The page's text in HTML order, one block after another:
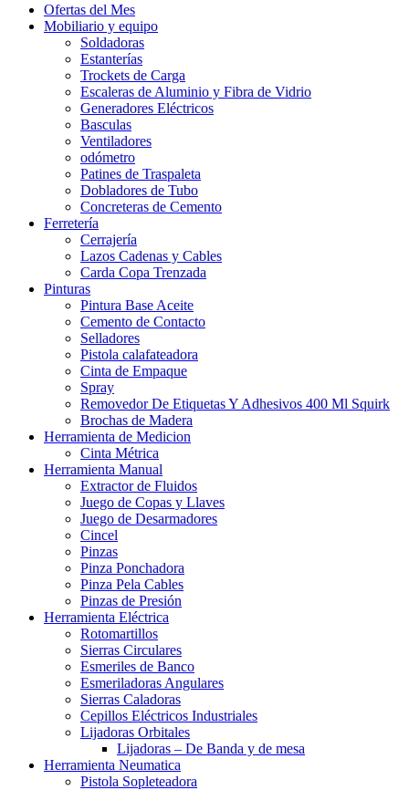
Ofertas del Mes
Mobiliario y equipo
Soldadoras
Estanterías
Trockets de Carga
Escaleras de Aluminio y Fibra de Vidrio
Generadores Eléctricos
Basculas
Ventiladores
odómetro
Patines de Traspaleta
Dobladores de Tubo
Concreteras de Cemento
Ferretería
Cerrajería
Lazos Cadenas y Cables
Carda Copa Trenzada
Pinturas
Pintura Base Aceite
Cemento de Contacto
Selladores
Pistola calafateadora
Cinta de Empaque
Spray
Removedor De Etiquetas Y Adhesivos 400 Ml Squirk
Brochas de Madera
Herramienta de Medicion
Cinta Métrica
Herramienta Manual
Extractor de Fluidos
Juego de Copas y Llaves
Juego de Desarmadores
Cincel
Pinzas
Pinza Ponchadora
Pinza Pela Cables
Pinzas de Presión
Herramienta Eléctrica
Rotomartillos
Sierras Circulares
Esmeriles de Banco
Esmeriladoras Angulares
Sierras Caladoras
Cepillos Eléctricos Industriales
Lijadoras Orbitales
Lijadoras – De Banda y de mesa
Herramienta Neumatica
Pistola Sopleteadora